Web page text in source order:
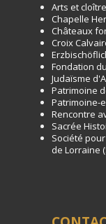
Arts et
Chapelle
Châteaux
Croix
Fondation
Judaïsme
Patrimoine
Patrimoine-
Rencontre
Sacrée
Société
de Lorraine